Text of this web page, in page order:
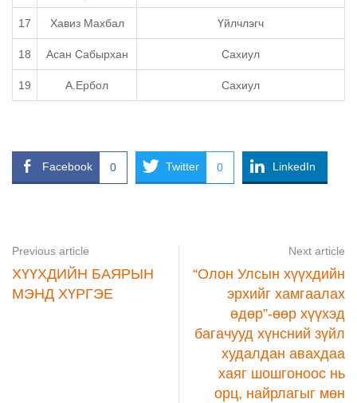
17 Хавиз Махбал Үйлчлэгч
18 Асан Сабырхан Сахиул
19 А.Ербол Сахиул
Facebook 0 Twitter 0 LinkedIn
Previous article
ХҮҮХДИЙН БАЯРЫН
МЭНД ХҮРГЭЕ
Next article
“Олон Улсын хүүхдийн
эрхийг хамгаалах
өдөр”-өөр хүүхэд
багачууд хүнсний зүйл
худалдан авахдаа
хаяг шошгоноос нь
орц, найрлагыг мөн